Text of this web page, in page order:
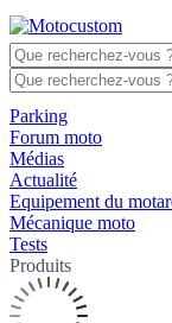
Parking
Forum moto
Médias
Actualité
Equipement du
Mécanique moto
Tests
Produits